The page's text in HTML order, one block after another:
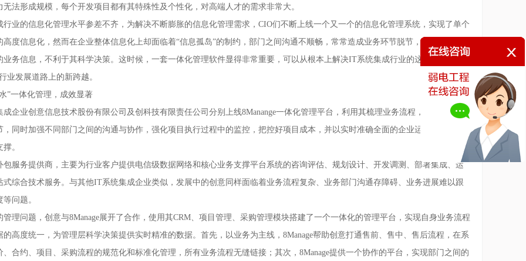
无法形成规模，每个开发项目都有其特殊性及个性化，对高端人才的需求非常大。
行业的信息化管理水平参差不齐，为解决不断膨胀的信息化管理需求，CIO们不断上线一个又一个的信息化管理系统，实现了单个
度信息化，然而在企业整体信息化上却面临着“信息孤岛”的制约，部门之间沟通不顺畅，常常造成业务环节脱节，企业管理层
业务信息，不利于其科学决策。这时候，一套一体化管理软件显得非常重要，可以从根本上解决IT系统集成行业的这些“疑难杂
业发展道路上的新跨越。
”一体化管理，成效显著
企业创意信息技术股份有限公司及创科技有限责任公司分别上线8Manange一体化管理平台，利用其梳理业务流程，规范业务运
同时加强不同部门之间的沟通与协作，强化项目执行过程中的监控，把控好项目成本，并以实时准确全面的企业运营数据，为
。
包服务提供商，主要为行业客户提供电信级数据网络和核心业务支撑平台系统的咨询评估、规划设计、开发调测、部署集成、运
式综合技术服务。与其他IT系统集成企业类似，发展中的创意同样面临着业务流程复杂、业务部门沟通存障碍、业务进展难以跟
问题。
管理问题，创意与8Manage展开了合作，使用其CRM、项目管理、采购管理模块搭建了一个一体化的管理平台，实现自身业务流程
的高度统一，为管理层科学决策提供实时精准的数据。首先，以业务为主线，8Manage帮助创意打通售前、售中、售后流程，在系
合约、项目、采购流程的规范化和标准化管理，所有业务流程无缝链接；其次，8Manage提供一个协作的平台，实现部门之间的